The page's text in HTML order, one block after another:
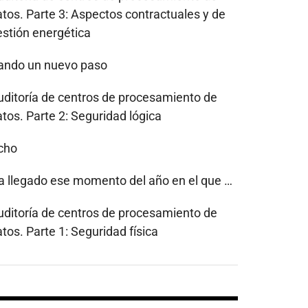
Parte 3: Aspectos contractuales y de
energética
un nuevo paso
de centros de procesamiento de
Parte 2: Seguridad lógica
llegado ese momento del año en el que …
de centros de procesamiento de
Parte 1: Seguridad física